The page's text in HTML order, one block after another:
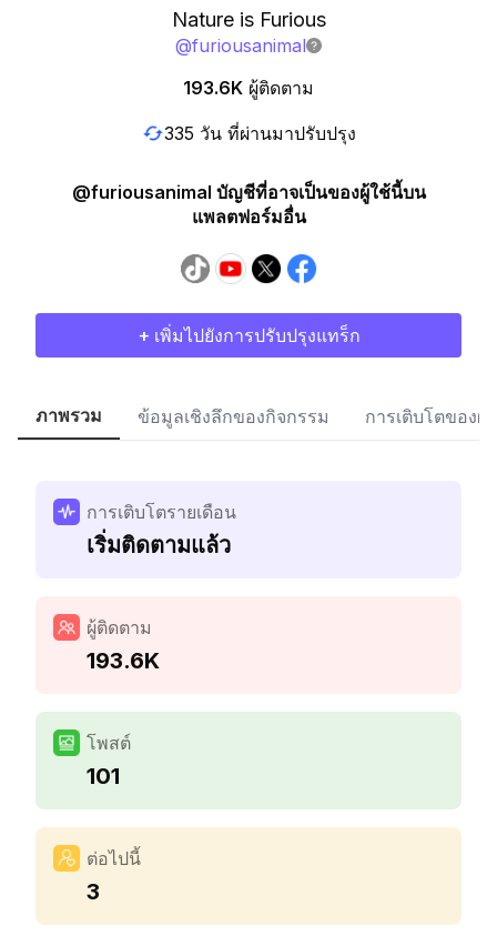
Nature is Furious
@furiousanimal
193.6K ผู้ติดตาม
335 วัน ที่ผ่านมาปรับปรุง
@furiousanimal บัญชีที่อาจเป็นของผู้ใช้นี้บน
แพลตฟอร์มอื่น
+ เพิ่มไปยังการปรับปรุงแทร็ก
ภาพรวม ข้อมูลเชิงลึกของกิจกรรม การเติบโตของผู้
การเติบโตรายเดือน
เริ่มติดตามแล้ว
ผู้ติดตาม
193.6K
โพสต์
101
ต่อไปนี้
3